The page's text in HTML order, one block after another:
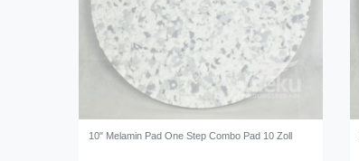
10" Melamin Pad One Step Combo Pad 10 Zoll